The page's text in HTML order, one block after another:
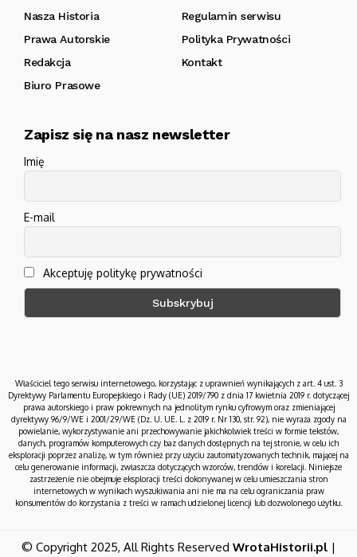
Nasza Historia
Regulamin serwisu
Prawa Autorskie
Polityka Prywatności
Redakcja
Kontakt
Biuro Prasowe
Zapisz się na nasz newsletter
Imię
E-mail
Akceptuję politykę prywatności
Właściciel tego serwisu internetowego, korzystając z uprawnień wynikających z art. 4 ust. 3
Dyrektywy Parlamentu Europejskiego i Rady (UE) 2019/790 z dnia 17 kwietnia 2019 r. dotyczącej
prawa autorskiego i praw pokrewnych na jednolitym rynku cyfrowym oraz zmieniającej
dyrektywy 96/9/WE i 2001/29/WE (Dz. U. UE. L. z 2019 r. Nr 130, str. 92), nie wyraża zgody na
powielanie, wykorzystywanie ani przechowywanie jakichkolwiek treści w formie tekstów,
danych, programów komputerowych czy baz danych dostępnych na tej stronie, w celu ich
eksploracji poprzez analizę, w tym również przy użyciu zautomatyzowanych technik, mającej na
celu generowanie informacji, zwłaszcza dotyczących wzorców, trendów i korelacji. Niniejsze
zastrzeżenie nie obejmuje eksploracji treści dokonywanej w celu umieszczania stron
internetowych w wynikach wyszukiwania ani nie ma na celu ograniczania praw
konsumentów do korzystania z treści w ramach udzielonej licencji lub dozwolonego użytku.
© Copyright 2025, All Rights Reserved WrotaHistorii.pl |